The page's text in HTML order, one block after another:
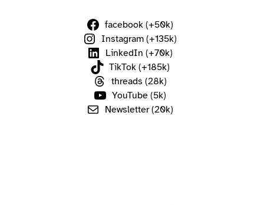
facebook (+50k)
Instagram (+135k)
LinkedIn (+70k)
TikTok (+185k)
threads (28k)
YouTube (5k)
Newsletter (20k)